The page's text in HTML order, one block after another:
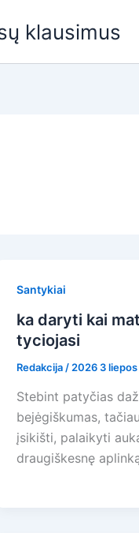
klausimus
Santykiai
ka daryti kai
tyciojasi
Redakcija / 2026 3 liepos
Stebint patyčias
bejėgiškumas,
įsikišti, palaikyti
draugiškesnę